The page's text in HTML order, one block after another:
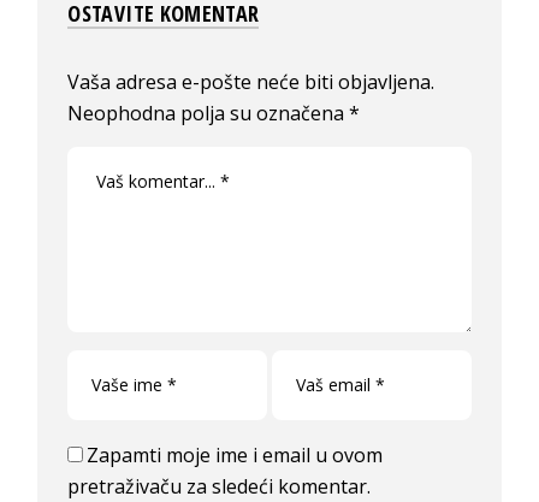
OSTAVITE KOMENTAR
Vaša adresa e-pošte neće biti objavljena.
Neophodna polja su označena*
Zapamti moje ime i email u ovom
pretraživaču za sledeći komentar.